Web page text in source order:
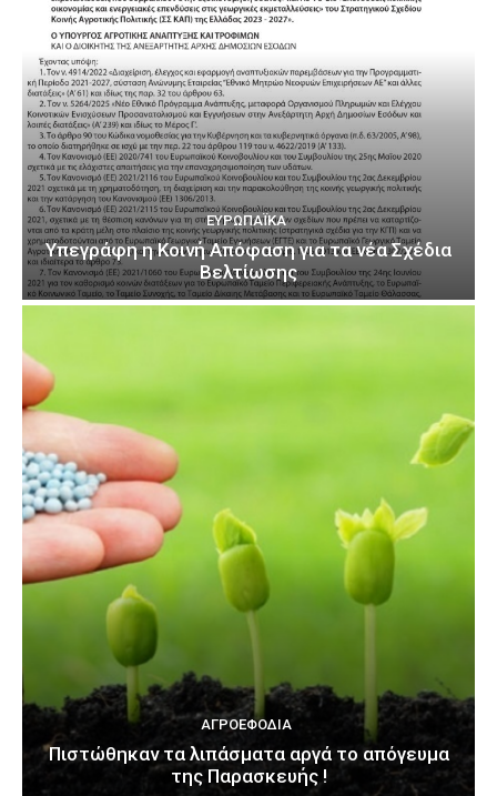
ΕΥΡΩΠΑΪΚΆ
Υπεγράφη η Κοινή Απόφαση για τα νέα Σχέδια
Βελτίωσης
ΑΓΡΟΕΦΌΔΙΑ
Πιστώθηκαν τα λιπάσματα αργά το απόγευμα
της Παρασκευής !